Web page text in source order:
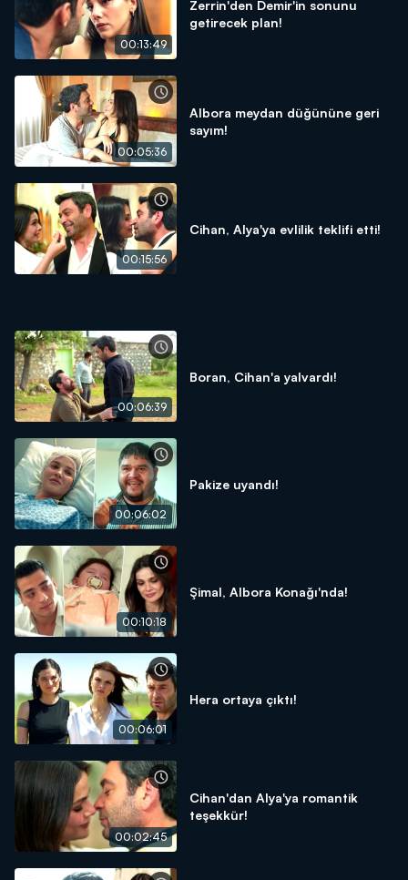
00:13:49
Zerrin'den Demir'in sonunu
getirecek plan!
00:05:36
Albora meydan düğününe geri
sayım!
00:15:56
Cihan, Alya'ya evlilik teklifi etti!
00:06:39
Boran, Cihan'a yalvardı!
00:06:02
Pakize uyandı!
00:10:18
Şimal, Albora Konağı'nda!
00:06:01
Hera ortaya çıktı!
00:02:45
Cihan'dan Alya'ya romantik
teşekkür!